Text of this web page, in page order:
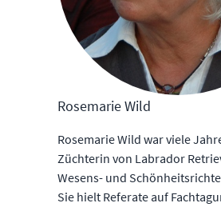
Rosemarie Wild
Rosemarie Wild war viele
Züchterin von Labrador
Wesens- und
Sie hielt Referate auf